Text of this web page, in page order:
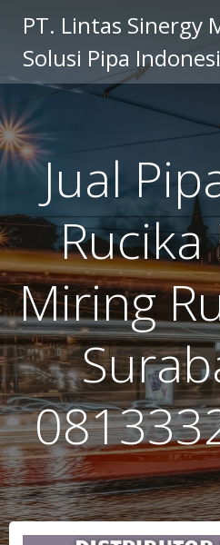
to
PT. Lintas Sinergy
Solusi Pipa
Jual
Miring